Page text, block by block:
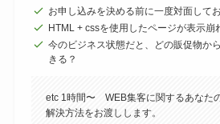
お申し込みを決める前に一度対面して
HTML + cssを使用したページが表示崩
今のビジネス状態だと、どの販促物か
きる？
etc 1時間〜 WEB集客に関するあなた
解決方法をお渡しします。